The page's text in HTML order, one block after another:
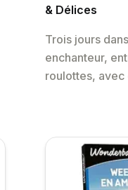
& Délices
Trois jours
enchanteur,
roulottes, avec